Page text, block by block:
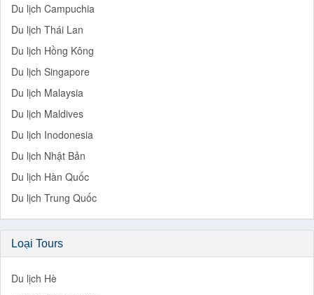
Du lịch Campuchia
Du lịch Thái Lan
Du lịch Hồng Kông
Du lịch Singapore
Du lịch Malaysia
Du lịch Maldives
Du lịch Inodonesia
Du lịch Nhật Bản
Du lịch Hàn Quốc
Du lịch Trung Quốc
Loại Tours
Du lịch Hè